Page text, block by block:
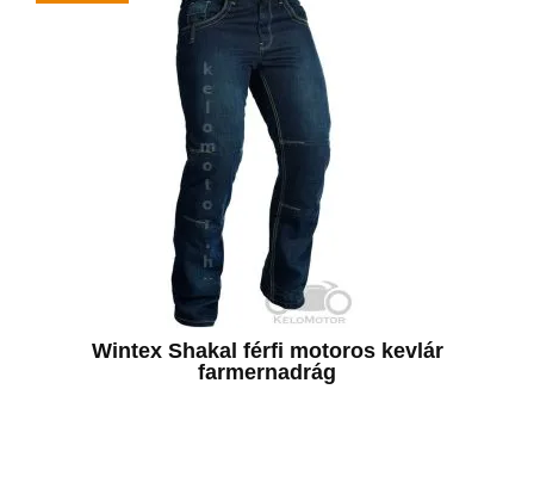
Wintex Shakal férfi motoros kevlár
farmernadrág